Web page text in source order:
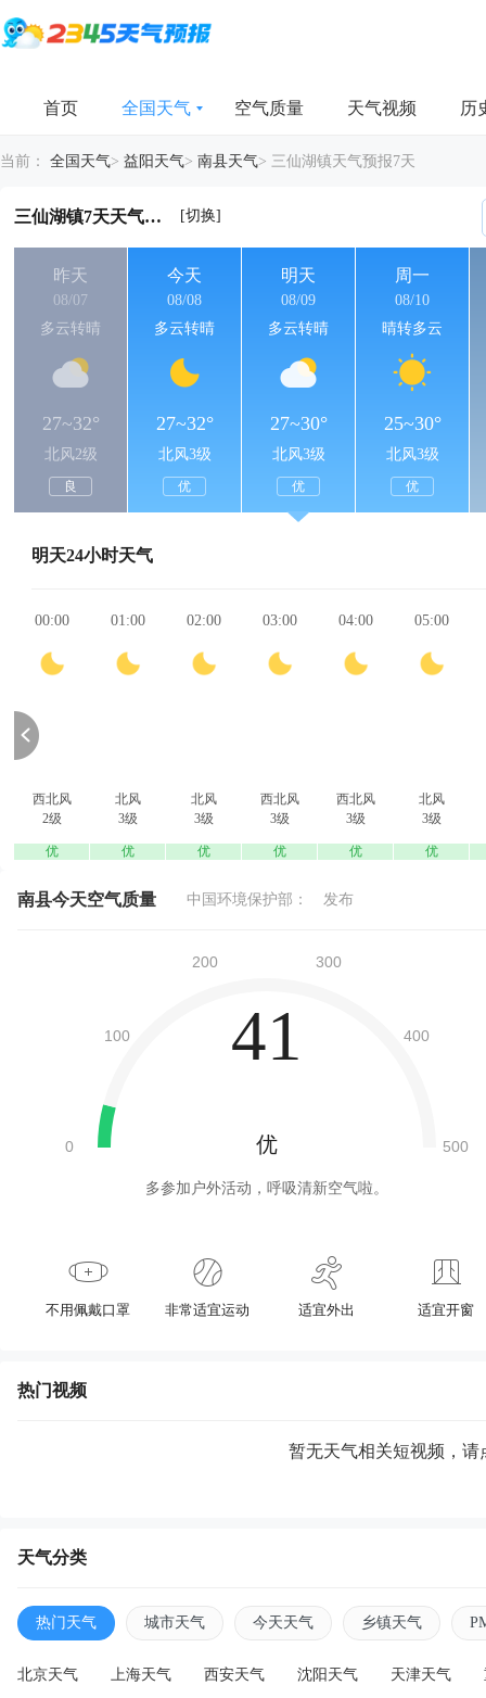
首页 全国天气 空气质量 天气视频 历
当前： 全国天气> 益阳天气> 南县天气> 三仙湖镇天气预报7天
三仙湖镇7天天气详情 [切换]
昨天
08/07
多云转晴
27~32°
北风2级
良
今天
08/08
多云转晴
27~32°
北风3级
优
明天
08/09
多云转晴
27~30°
北风3级
优
周一
08/10
晴转多云
25~30°
北风3级
优
明天24小时天气
00:00
西北风
2级
优
01:00
北风
3级
优
02:00
北风
3级
优
03:00
西北风
3级
优
04:00
西北风
3级
优
05:00
北风
3级
优
南县今天空气质量 中国环境保护部： 发布
41
优
多参加户外活动，呼吸清新空气啦。
不用佩戴口罩 非常适宜运动 适宜外出 适宜开窗
热门视频
暂无天气相关短视频，请
天气分类
热门天气 城市天气 今天天气 乡镇天气
北京天气 上海天气 西安天气 沈阳天气 天津天气